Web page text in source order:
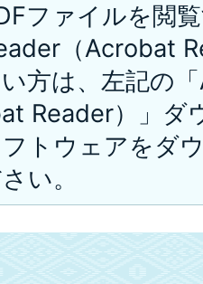
ファイルを閲
（Acrobat
方は、左記の
Reader）」ダ
トウェアをダ
い。